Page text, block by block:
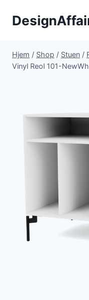
Hjem / Shop / Stuen /
Vinyl Reol 101-